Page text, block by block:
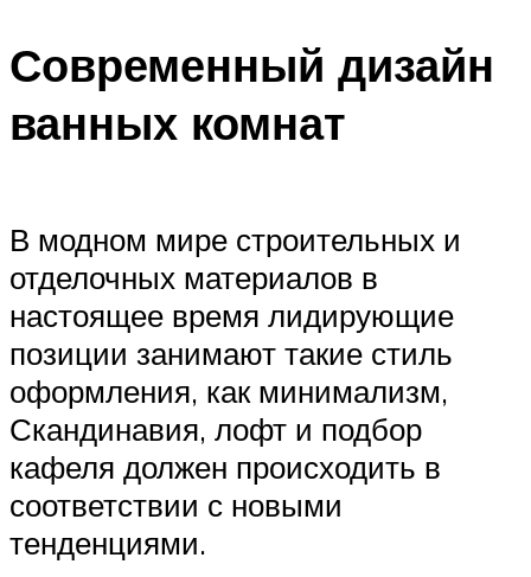
Современный дизайн
ванных комнат
В модном мире строительных и
отделочных материалов в
настоящее время лидирующие
позиции занимают такие стиль
оформления, как минимализм,
Скандинавия, лофт и подбор
кафеля должен происходить в
соответствии с новыми
тенденциями.